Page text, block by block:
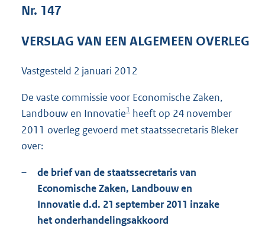
e
5
Nr. 147
VERSLAG VAN EEN ALGEMEEN OVERLEG
Vastgesteld 2 januari 2012
De vaste commissie voor Economische Zaken,
Landbouw en Innovatie1 heeft op 24 november
2011 overleg gevoerd met staatssecretaris Bleker
over:
–
de brief van de staatssecretaris van
Economische Zaken, Landbouw en
Innovatie d.d. 21 september 2011 inzake
het onderhandelingsakkoord